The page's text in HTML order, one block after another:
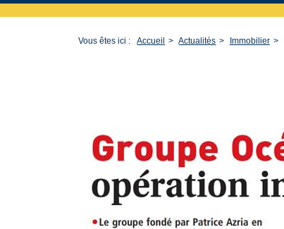
Vous êtes ici : Accueil Actualités Immobilier